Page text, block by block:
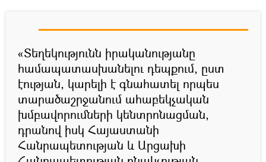
«Տեղեկությունն իրականությանը
համապատասխանելու դեպքում, ըստ
էության, կարելի է գնահատել որպես
տարածաշրջանում ահաբեկչական
խմբավորումների կենտրոնացման,
դրանով իսկ Հայաստանի
Հանրապետության և Արցախի